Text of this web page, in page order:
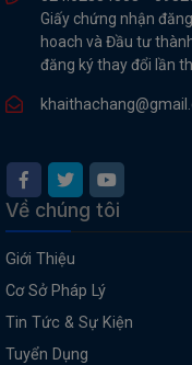
Giấy chứng nhận
hoach và Đầu tư
đăng ký thay đổi lần
Về chúng tôi
Giới Thiệu
Cơ Sở Pháp Lý
Tin Tức & Sự Kiện
Tuyển Dụng